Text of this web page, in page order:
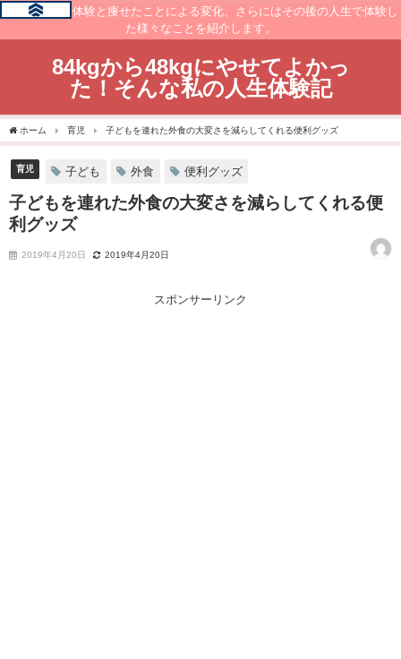
痩せるまでの体験と痩せたことによる変化、さらにはその後の人生で体験し
た様々なことを紹介します。
84kgから48kgにやせてよかっ
た！そんな私の人生体験記
ホーム 育児 子どもを連れた外食の大変さを減らしてくれる便利グッズ
育児 子ども 外食 便利グッズ
子どもを連れた外食の大変さを減らしてくれる便
利グッズ
2019年4月20日 2019年4月20日
スポンサーリンク